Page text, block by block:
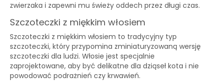
zwierzaka i zapewni mu świeży oddech przez długi czas.
Szczoteczki z miękkim włosiem
Szczoteczki z miękkim włosiem to tradycyjny typ
szczoteczki, który przypomina zminiaturyzowaną wersję
szczoteczki dla ludzi. Włosie jest specjalnie
zaprojektowane, aby być delikatne dla dziąseł kota i nie
powodować podrażnień czy krwawień.